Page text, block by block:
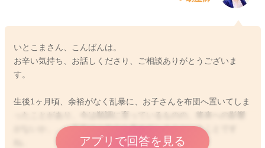
いとこまさん、こんばんは。
お辛い気持ち、お話しくださり、ご相談ありがとうございま
す。
生後1ヶ月頃、余裕がなく乱暴に、お子さんを布団へ置いてしま
ったことがあり、今は順調に育っているものの、将来への影響
がないか、、、不安でご自分を責めてしまうということです
アプリで回答を見る